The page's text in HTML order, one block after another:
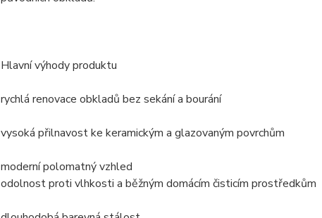
Hlavní výhody produktu
rychlá renovace obkladů bez sekání a bourání
vysoká přilnavost ke keramickým a glazovaným povrchům
moderní polomatný vzhled
odolnost proti vlhkosti a běžným domácím čisticím prostředkům